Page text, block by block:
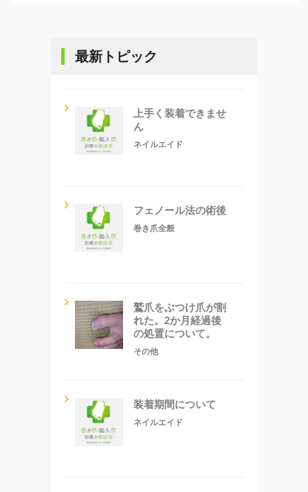
最新トピック
上手く装着できませ
ん
ネイルエイド
フェノール法の術後
巻き爪全般
鷲爪をぶつけ爪が割
れた。2か月経過後
の処置について。
その他
装着期間について
ネイルエイド